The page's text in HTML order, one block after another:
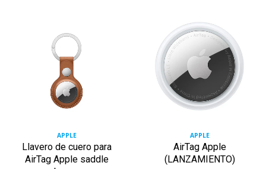
APPLE
Llavero de cuero para
AirTag Apple saddle
APPLE
AirTag Apple
(LANZAMIENTO)